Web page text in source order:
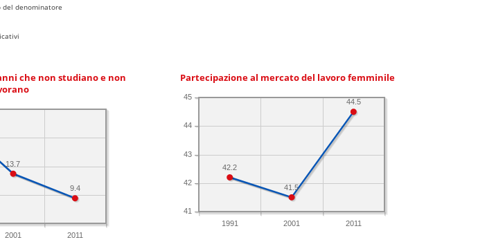
del denominatore
che non studiano e non
2001 2011
9.4
13.7
Partecipazione al mercato del lavoro femminile
1991 2001 2011
41
42
43
44
45
44.5
41.5
42.2